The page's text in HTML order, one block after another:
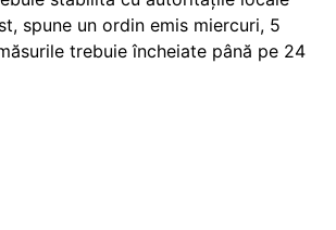
spune un ordin emis miercuri, 5
trebuie încheiate până pe 24